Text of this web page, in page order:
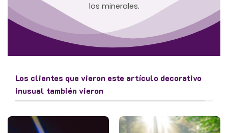
los minerales.
Los clientes que vieron este artículo decorativo
inusual también vieron